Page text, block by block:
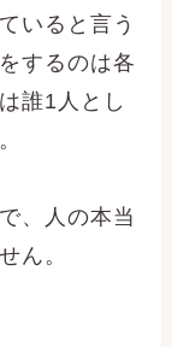
いると言う
するのは各
誰1人とし
、人の本当
ん。